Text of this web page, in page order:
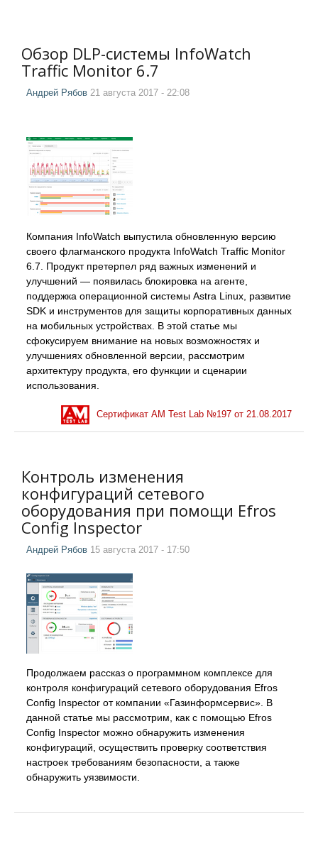
Обзор DLP-системы InfoWatch
Traffic Monitor 6.7
Андрей Рябов 21 августа 2017 - 22:08
Компания InfoWatch выпустила обновленную версию
своего флагманского продукта InfoWatch Traffic Monitor
6.7. Продукт претерпел ряд важных изменений и
улучшений — появилась блокировка на агенте,
поддержка операционной системы Astra Linux, развитие
SDK и инструментов для защиты корпоративных данных
на мобильных устройствах. В этой статье мы
сфокусируем внимание на новых возможностях и
улучшениях обновленной версии, рассмотрим
архитектуру продукта, его функции и сценарии
использования.
Сертификат AM Test Lab №197 от 21.08.2017
Контроль изменения
конфигураций сетевого
оборудования при помощи Efros
Config Inspector
Андрей Рябов 15 августа 2017 - 17:50
Продолжаем рассказ о программном комплексе для
контроля конфигураций сетевого оборудования Efros
Config Inspector от компании «Газинформсервис». В
данной статье мы рассмотрим, как с помощью Efros
Config Inspector можно обнаружить изменения
конфигураций, осуществить проверку соответствия
настроек требованиям безопасности, а также
обнаружить уязвимости.